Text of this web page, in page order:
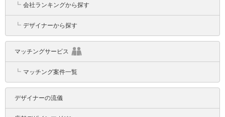
┗ 会社ランキングから探す
┗ デザイナーから探す
マッチングサービス
┗ マッチング案件一覧
デザイナーの流儀